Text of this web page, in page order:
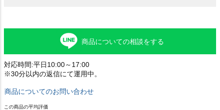
商品についての相談をする
対応時間:平日10:00～17:00
※30分以内の返信にて運用中。
商品についてのお問い合わせ